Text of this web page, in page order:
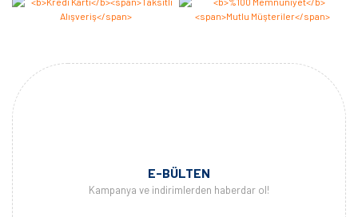
E-BÜLTEN
Kampanya ve indirimlerden haberdar ol!